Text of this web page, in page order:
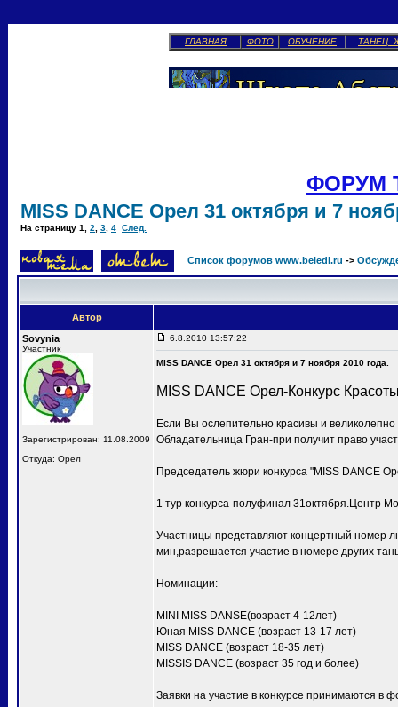
ГЛАВНАЯ ФОТО ОБУЧЕНИЕ ТАНЕЦ
ФОРУМ
MISS DANCE Орел 31 октября и 7
На страницу 1 2 3 4 След.
Список форумов www.beledi.ru ->
Автор
Sovynia
Участник
Зарегистрирован: 11.08.2009
Откуда: Орел
6.8.2010 13:57:22
MISS DANCE Орел 31 октября и 7 ноября 2010 года.
MISS DANCE Орел-Конкурс
Если Вы ослепительно красивы и
Обладательница Гран-при получит право
Председатель жюри конкурса "MISS DANCE
1 тур конкурса-полуфинал 31октября.Центр
Участницы представляют концертный номер
мин,разрешается участие в номере других
Номинации:
MINI MISS DANSE(возраст 4-12лет)
Юная MISS DANCE (возраст 13-17 лет)
MISS DANCE (возраст 18-35 лет)
MISSIS DANCE (возраст 35 год и более)
Заявки на участие в конкурсе принимаются в